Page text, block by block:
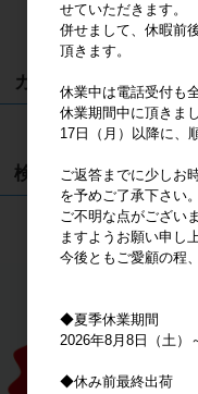
カート
検索
せていただきます。
併せまして、休暇前
頂きます。
休業中は電話受付も
休業期間中に頂きま
17日（月）以降に、
ご返答までに少しお
を予めご了承下さい。
ご不明な点がござい
ますようお願い申し
今後ともご愛顧の程
◆夏季休業期間
2026年8月8日（土）
◆休み前最終出荷